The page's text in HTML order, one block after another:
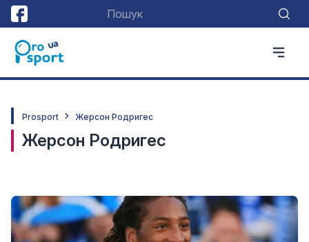
Prosport Жерсон Родригес
Жерсон Родригес